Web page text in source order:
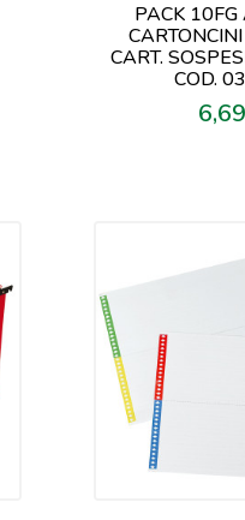
PACK
CART.
COD.